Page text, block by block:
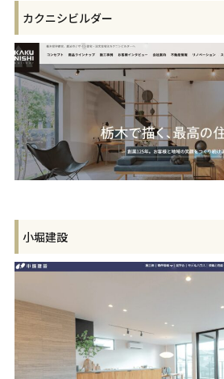
カクニシビルダー
小堀建設